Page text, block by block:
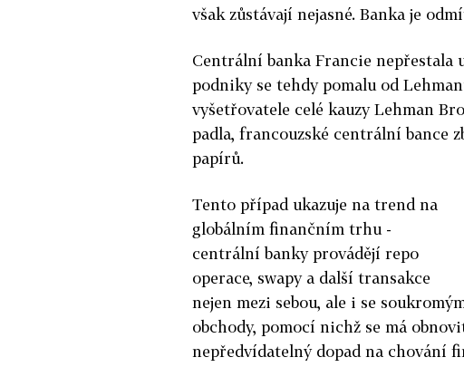
však zůstávají nejasné. Banka je
Centrální banka Francie nepřestala
podniky se tehdy pomalu od
vyšetřovatele celé kauzy Lehman
padla, francouzské centrální bance
papírů.
Tento případ ukazuje na trend na
globálním finančním trhu -
centrální banky provádějí repo
operace, swapy a další transakce
nejen mezi sebou, ale i se
obchody, pomocí nichž se má
nepředvídatelný dopad na chování